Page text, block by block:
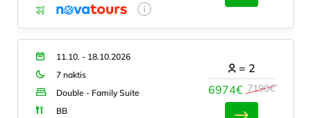
11.10. - 18.10.2026
7 naktis
Double - Family Suite
BB
6974€ 7190€
= 2